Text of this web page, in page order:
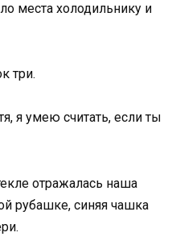
места холодильнику и
три.
я умею считать, если ты
отражалась наша
рубашке, синяя чашка